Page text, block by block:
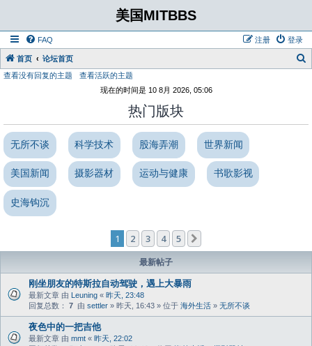
美国MITBBS
FAQ 登录
注册
首页 论坛首页
查看没有回复的主题
查看活跃的主题
现在的时间是 10 8月 2026, 05:06
热门版块
无所不谈 科学技术 股海弄潮 世界新闻
美国新闻 摄影器材 运动与健康 书歌影视
史海钩沉
1 2 3 4 5
最新帖子
刚坐朋友的特斯拉自动驾驶，遇上大暴雨
最新文章 由 Leuning « 昨天, 23:48
回复总数： 7 由 settler » 昨天, 16:43 » 位于 海外生活 » 无所不谈
夜色中的一把吉他
最新文章 由 mmt « 昨天, 22:02